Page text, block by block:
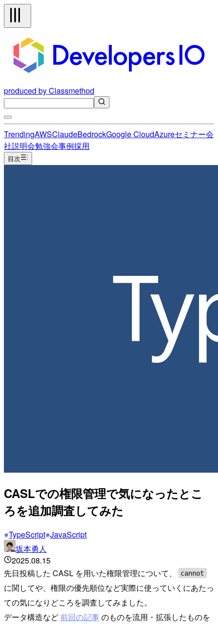
produced by Classmethod
TrendingAWSClaudeBedrockGoogle CloudAzureセミナー会
社説明会勉強会事例採用
目次
CASLでの権限管理で気になったとこ
ろを追加調査してみた
TypeScript JavaScript
坂本勇人
2025.08.15
先日投稿した CASL を用いた権限管理について、
cannot
に関してや、権限の優先順位など実際に使っていくにあたっ
ての気になりどころを調査してみました。
データ構造など前回の記事のものを流用・拡張したものを